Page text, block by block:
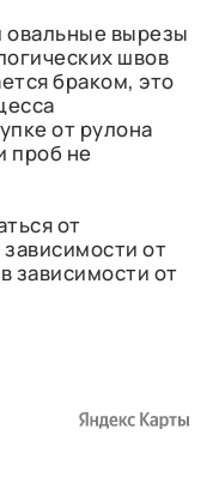
овальные вырезы
швов
браком, это
от рулона
проб не
от
от
зависимости от